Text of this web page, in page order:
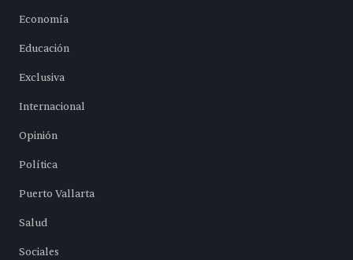
Economía
Educación
Exclusiva
Internacional
Opinión
Política
Puerto Vallarta
Salud
Sociales